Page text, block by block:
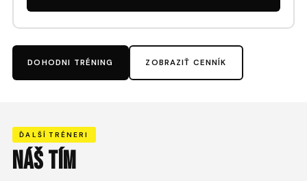
DOHODNI TRÉNING ZOBRAZIŤ CENNÍK
ĎALŠÍ TRÉNERI
NÁŠ TÍM